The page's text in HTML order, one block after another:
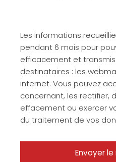
Les informations
pendant 6 mois pour
efficacement et
destinataires : les
internet. Vous pouvez
concernant, les rectifier,
effacement ou exercer
du traitement de vos